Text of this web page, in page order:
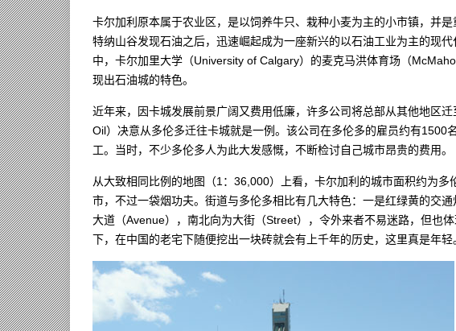
卡尔加利原本属于农业区，是以饲养牛只、栽种小麦为主的小市镇，并
特纳山谷发现石油之后，迅速崛起成为一座新兴的以石油工业为主的现
中，卡尔加里大学（University of Calgary）的麦克马洪体育场（
现出石油城的特色。
近年来，因卡城发展前景广阔又费用低廉，许多公司将总部从其他地区
Oil）决意从多伦多迁往卡城就是一例。该公司在多伦多的雇员约有1500
工。当时，不少多伦多人为此大发感慨，不断检讨自己城市昂贵的费用。
从大致相同比例的地图（1：36,000）上看，卡尔加利的城市面积约为
市，不过一袋烟功夫。街道与多伦多相比有几大特色：一是红绿黄的交
大道（Avenue），南北向为大街（Street），令外来者不易迷路，但也
下，在中国的老宅下随便挖出一块砖就会有上千年的历史，这里真是年轻